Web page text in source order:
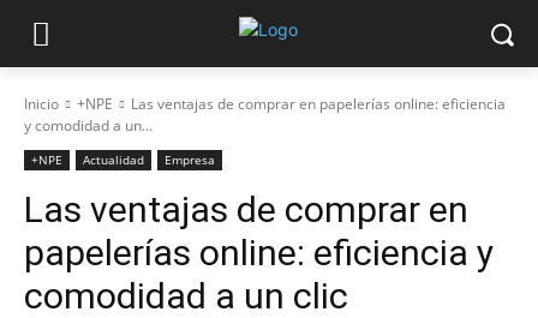
Inicio +NPE
Las ventajas de comprar en papelerías online: eficiencia
y comodidad a un...
+NPE Actualidad Empresa
Las ventajas de comprar en
papelerías online: eficiencia y
comodidad a un clic